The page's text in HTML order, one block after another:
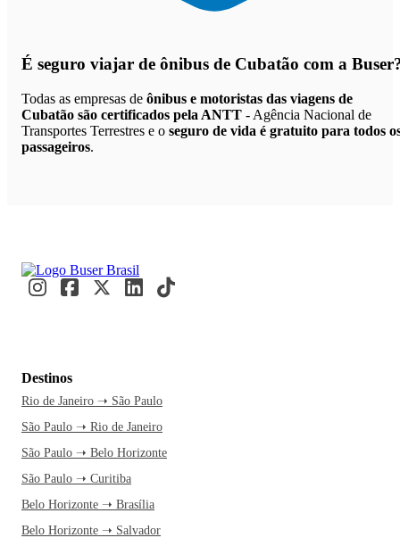
É seguro viajar de ônibus de Cubatão com a
Todas as empresas de ônibus e motoristas das viagens de
Cubatão são certificados pela ANTT - Agência Nacional de
Transportes Terrestres e o seguro de vida é gratuito para todos
passageiros.
Destinos
Rio de Janeiro ➝ São Paulo
São Paulo ➝ Rio de Janeiro
São Paulo ➝ Belo Horizonte
São Paulo ➝ Curitiba
Belo Horizonte ➝ Brasília
Belo Horizonte ➝ Salvador